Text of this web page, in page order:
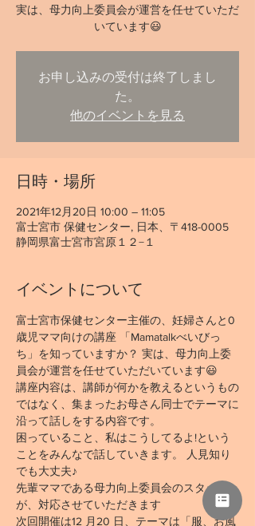
実は、母力向上委員会が運営を任せていただ
いています😃
お申し込みの受付は終了しまし
た。
他のイベントを見る
日時・場所
2021年12月20日 10:00 – 11:05
富士宮市 保健センター, 日本、〒418-0005
静岡県富士宮市宮原１２−１
イベントについて
富士宮市保健センター主催の、妊婦さんと0
歳児ママ向けの講座 「Mamatalkべいびっ
ち」を知っていますか？ 実は、母力向上委
員会が運営を任せていただいています😃
講座内容は、講師が何かを教えるというもの
ではなく、集まったお母さん同士でテーマに
沿って話しをする内容です。
困っていること、私はこうしてるよ!という
ことをみんなで話していきます。 人見知り
でも大丈夫♪
先輩ママである母力向上委員会のスタッフ
が、対応させていただきます
次回開催は12 月20 日、テーマは「服、お風